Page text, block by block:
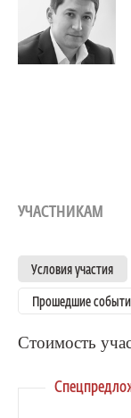
УЧАСТНИКАМ
Условия участия
Прошедшие
Стоимость